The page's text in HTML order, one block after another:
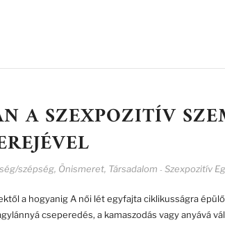
A SZEXPOZITÍV
szépség, Önismeret, Társadalom - Szexpozitív
a hogyanig A női lét egyfajta ciklikusságra
cseperedés, a kamaszodás vagy anyává